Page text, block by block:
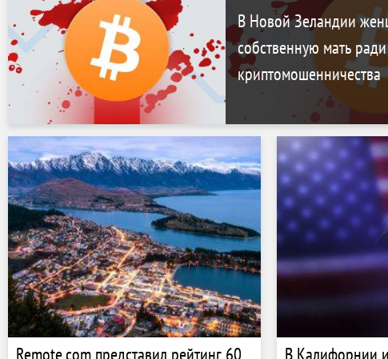
В Новой Зеландии
собственную мать
криптомошенничества
Remote.com представил рейтинг 60
В Калифорнии